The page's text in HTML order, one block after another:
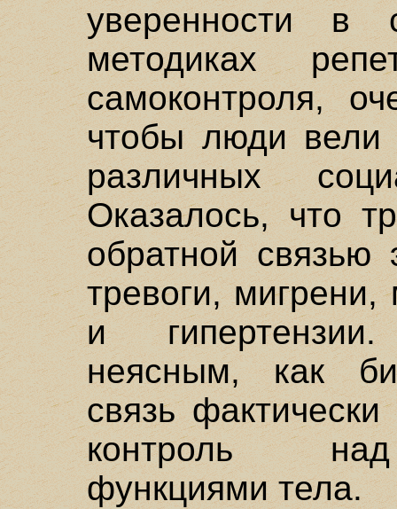
уверенности в
методиках
самоконтроля,
чтобы люди вели
различных
Оказалось, что
обратной
тревоги,
и
неясным, как
связь фактически
контроль
функциями тела.